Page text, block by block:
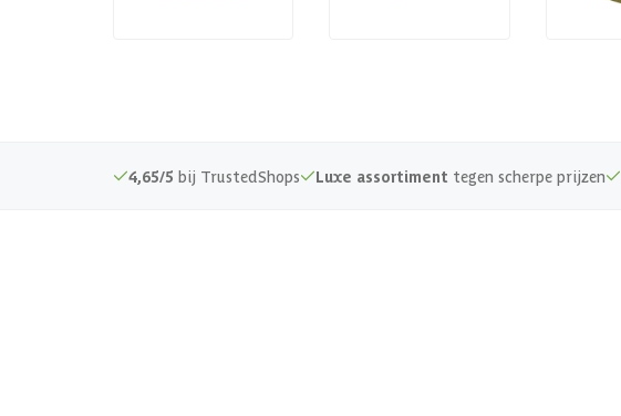
4,65/5 bij TrustedShops Luxe assortiment tegen scherpe prijzen